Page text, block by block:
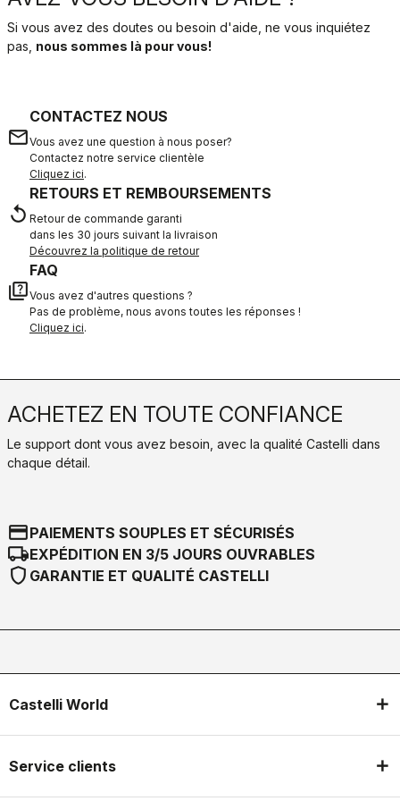
Si vous avez des doutes ou besoin d'aide, ne vous inquiétez
pas, nous sommes là pour vous!
email
CONTACTEZ NOUS
Vous avez une question à nous poser?
Contactez notre service clientèle
Cliquez ici.
replay
RETOURS ET REMBOURSEMENTS
Retour de commande garanti
dans les 30 jours suivant la livraison
Découvrez la politique de retour
quiz
FAQ
Vous avez d'autres questions ?
Pas de problème, nous avons toutes les réponses !
Cliquez ici.
ACHETEZ EN TOUTE CONFIANCE
Le support dont vous avez besoin, avec la qualité Castelli dans
chaque détail.
credit_cardPAIEMENTS SOUPLES ET SÉCURISÉS
local_shippingEXPÉDITION EN 3/5 JOURS OUVRABLES
shield GARANTIE ET QUALITÉ CASTELLI
Castelli World
Service clients